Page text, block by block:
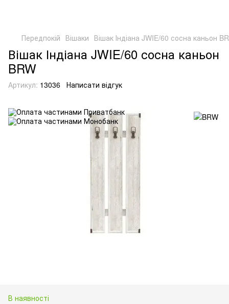
Передпокій Вішаки Вішак Індіана JWIE/60 сосна каньон
Вішак Індіана JWIE/60 сосна каньон
BRW
Артикул: 13036 Написати відгук
В наявності